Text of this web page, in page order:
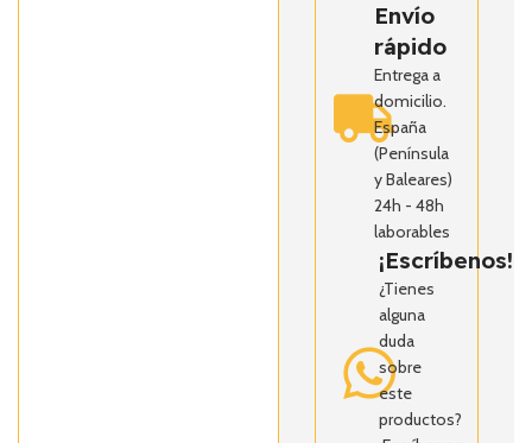
Envío
rápido
Entrega a
domicilio.
España
(Península
y Baleares)
24h - 48h
laborables
¡Escríbenos!
¿Tienes
alguna
duda
sobre
este
productos?